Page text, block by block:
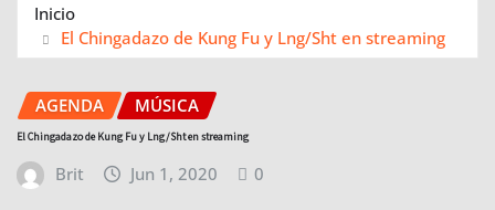
Inicio
El Chingadazo de Kung Fu y Lng/Sht en streaming
AGENDA MÚSICA
El Chingadazo de Kung Fu y Lng/Sht en streaming
Brit Jun 1, 2020 0